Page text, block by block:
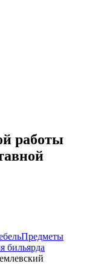
работы
Предметы
бильярда